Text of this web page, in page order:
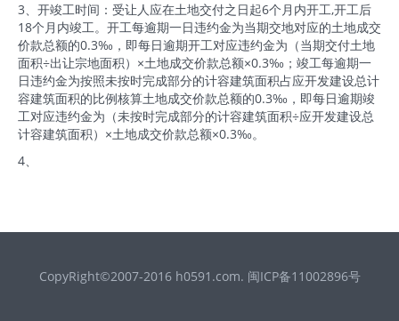
3、开竣工时间：受让人应在土地交付之日起6个月内开工,开工后
18个月内竣工。开工每逾期一日违约金为当期交地对应的土地成交
价款总额的0.3‰，即每日逾期开工对应违约金为（当期交付土地
面积÷出让宗地面积）×土地成交价款总额×0.3‰；竣工每逾期一
日违约金为按照未按时完成部分的计容建筑面积占应开发建设总计
容建筑面积的比例核算土地成交价款总额的0.3‰，即每日逾期竣
工对应违约金为（未按时完成部分的计容建筑面积÷应开发建设总
计容建筑面积）×土地成交价款总额×0.3‰。
4、
CopyRight©2007-2016 h0591.com. 闽ICP备11002896号